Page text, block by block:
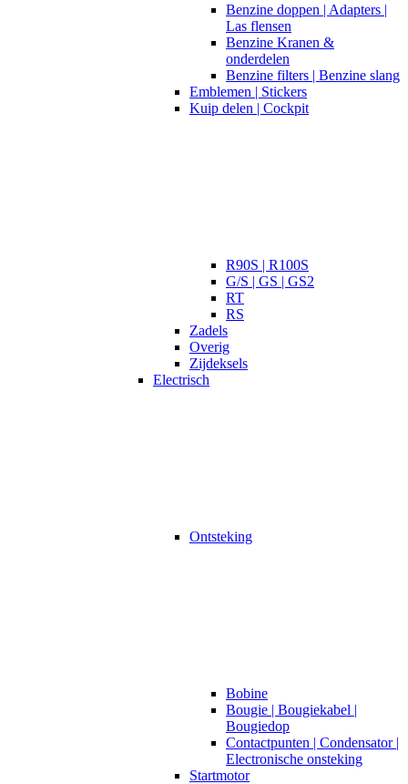
Benzine doppen | Adapters |
Las flensen
Benzine Kranen &
onderdelen
Benzine filters | Benzine slang
Emblemen | Stickers
Kuip delen | Cockpit
R90S | R100S
G/S | GS | GS2
RT
RS
Zadels
Overig
Zijdeksels
Electrisch
Ontsteking
Bobine
Bougie | Bougiekabel |
Bougiedop
Contactpunten | Condensator |
Electronische onsteking
Startmotor